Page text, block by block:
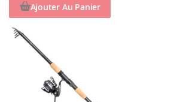
Ajouter Au Panier